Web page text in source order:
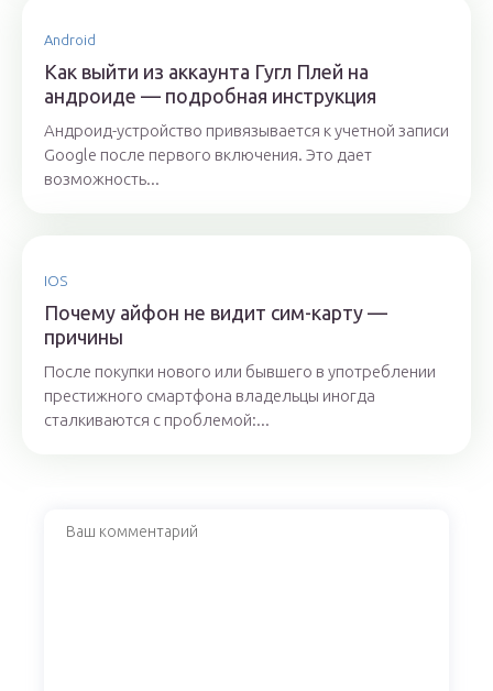
Android
Как выйти из аккаунта Гугл Плей на
андроиде — подробная инструкция
Андроид-устройство привязывается к учетной записи
Google после первого включения. Это дает
возможность...
IOS
Почему айфон не видит сим-карту —
причины
После покупки нового или бывшего в употреблении
престижного смартфона владельцы иногда
сталкиваются с проблемой:...